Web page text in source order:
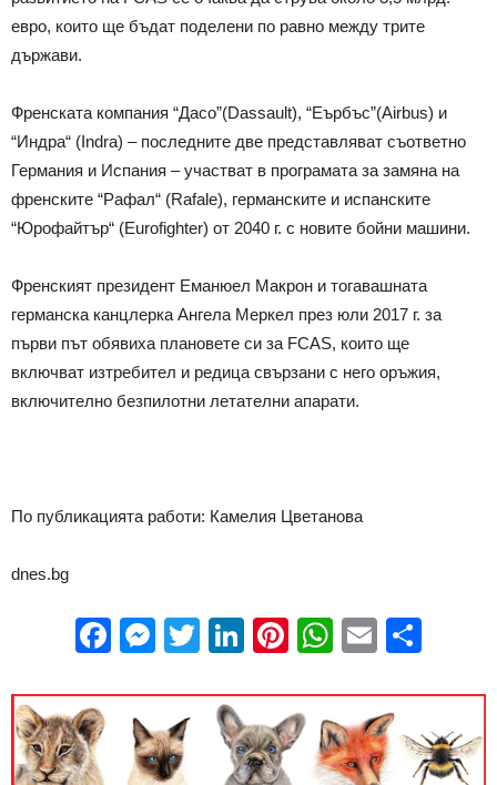
евро, които ще бъдат поделени по равно между трите
държави.
Френската компания “Дасо”(Dassault), “Еърбъс”(Airbus) и
“Индра“ (Indra) – последните две представляват съответно
Германия и Испания – участват в програмата за замяна на
френските “Рафал“ (Rafale), германските и испанските
“Юрофайтър“ (Eurofighter) от 2040 г. с новите бойни машини.
Френският президент Еманюел Макрон и тогавашната
германска канцлерка Ангела Меркел през юли 2017 г. за
първи път обявиха плановете си за FCAS, които ще
включват изтребител и редица свързани с него оръжия,
включително безпилотни летателни апарати.
По публикацията работи: Камелия Цветанова
dnes.bg
Facebook
Messenger
Twitter
LinkedIn
Pinterest
WhatsApp
Email